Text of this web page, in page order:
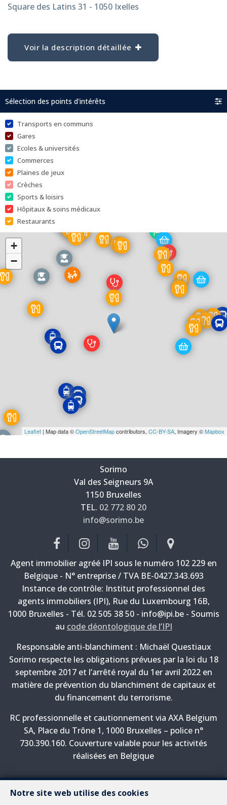
Square des Latins 31 - 1050 Ixelles
Voir la description détaillée
Sélection des points d'intérêts
Transports en communs
Gares
Ecoles & universités
Commerces
Plaines de jeux
Crèches
Sports & loisirs
Hôpitaux & soins médicaux
Restaurants
+
−
Leaflet | Map data ©OpenStreetMapcontributors, CC-BY-SA, Imagery ©Mapbox
Notre site web utilise des cookies
Sorimo
—
Val des Seigneurs 9A
—
1150 Bruxelles
TEL. 02 772 80 20
—
info@sorimo.be
Agent immobilier agréé IPI sous le numéro 102 229 en
Belgique - N° entreprise / TVA BE-0427.343.693
Instance de contrôle: Institut professionnel des
agents immobiliers (IPI), Rue du Luxembourg 16B,
1000 Bruxelles - Tél. 02 505 38 50 - info@ipi.be - Soumis
au code déontologique de l’IPI
Responsable anti-blanchiment : Michaël Questiaux
Sorimo respecte les obligations prévues par la loi du 18
septembre 2017 et l’arrêté royal du 1er avril 2022 en
matière de prévention du blanchiment de capitaux et
du financement du terrorisme.
RC professionnelle et cautionnement via AXA Belgium
SA, Place du Trône 1, 1000 Bruxelles – police n°
730.390.160. Couverture valable pour les activités
réalisées en Belgique